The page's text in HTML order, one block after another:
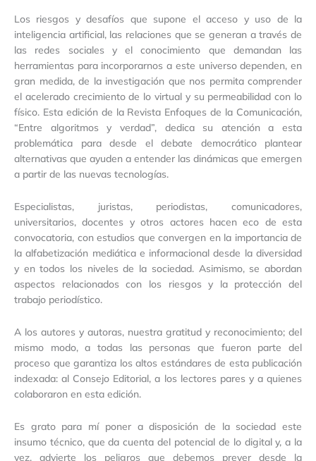
Los riesgos y desafíos que supone el acceso y uso de la
inteligencia artificial, las relaciones que se generan a través de
las redes sociales y el conocimiento que demandan las
herramientas para incorporarnos a este universo dependen, en
gran medida, de la investigación que nos permita comprender
el acelerado crecimiento de lo virtual y su permeabilidad con lo
físico. Esta edición de la Revista Enfoques de la Comunicación,
“Entre algoritmos y verdad”, dedica su atención a esta
problemática para desde el debate democrático plantear
alternativas que ayuden a entender las dinámicas que emergen
a partir de las nuevas tecnologías.
Especialistas, juristas, periodistas, comunicadores,
universitarios, docentes y otros actores hacen eco de esta
convocatoria, con estudios que convergen en la importancia de
la alfabetización mediática e informacional desde la diversidad
y en todos los niveles de la sociedad. Asimismo, se abordan
aspectos relacionados con los riesgos y la protección del
trabajo periodístico.
A los autores y autoras, nuestra gratitud y reconocimiento; del
mismo modo, a todas las personas que fueron parte del
proceso que garantiza los altos estándares de esta publicación
indexada: al Consejo Editorial, a los lectores pares y a quienes
colaboraron en esta edición.
Es grato para mí poner a disposición de la sociedad este
insumo técnico, que da cuenta del potencial de lo digital y, a la
vez, advierte los peligros que debemos prever desde la